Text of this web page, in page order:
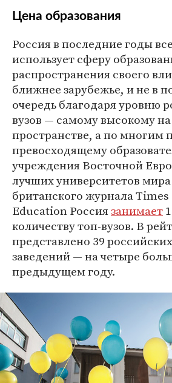
Цена образования
Россия в последние годы
использует сферу
распространения своего
ближнее зарубежье, и не в
очередь благодаря уровню
вузов — самому высокому
пространстве, а по многим
превосходящему
учреждения Восточной
лучших университетов мира
британского журнала
Education Россиязанимает
количеству топ-вузов. В
представлено 39
заведений — на четыре
предыдущем году.